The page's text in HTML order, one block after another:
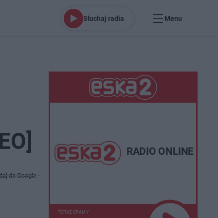
Słuchaj radia Menu
do Google
RADIO ONLINE
TERAZ GRAMY